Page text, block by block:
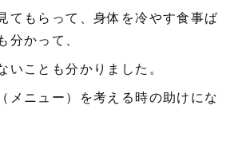
てもらって、身体を冷やす食事ば
かって、
いことも分かりました。
メニュー）を考える時の助けにな